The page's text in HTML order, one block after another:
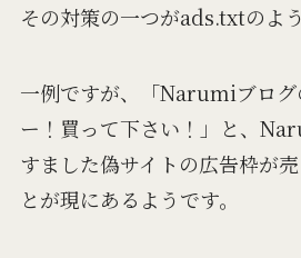
その対策の一つがads.txtのよう
一例ですが、「Narumiブログ
ー！買って下さい！」と、
すました偽サイトの広告枠が
とが現にあるようです。